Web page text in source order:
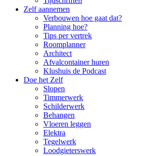
Zelf aannemen
Verbouwen hoe gaat dat?
Planning hoe?
Tips per vertrek
Roomplanner
Architect
Afvalcontainer huren
Klushuis de Podcast
Doe het Zelf
Slopen
Timmerwerk
Schilderwerk
Behangen
Vloeren leggen
Elektra
Tegelwerk
Loodgieterswerk